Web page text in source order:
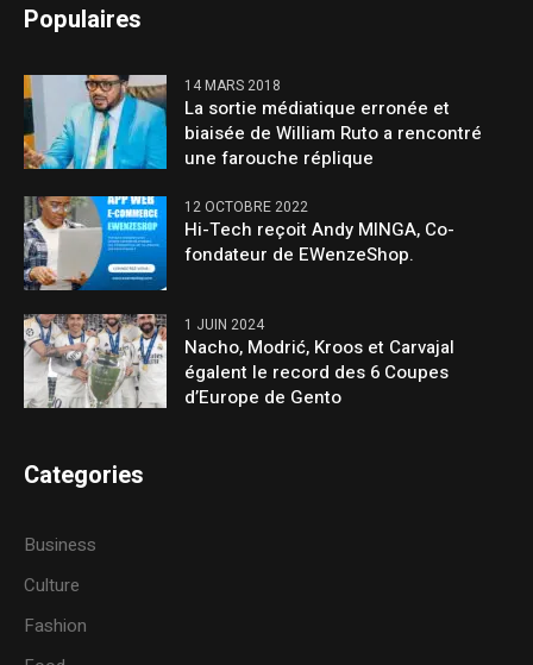
Populaires
14 MARS 2018
La sortie médiatique erronée et
biaisée de William Ruto a rencontré
une farouche réplique
12 OCTOBRE 2022
Hi-Tech reçoit Andy MINGA, Co-
fondateur de EWenzeShop.
1 JUIN 2024
Nacho, Modrić, Kroos et Carvajal
égalent le record des 6 Coupes
d’Europe de Gento
Categories
Business
Culture
Fashion